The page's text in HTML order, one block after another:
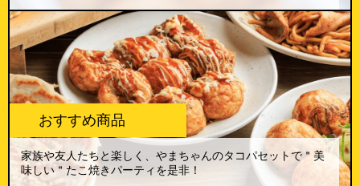
おすすめ商品
家族や友人たちと楽しく、やまちゃんのタコパセットで＂美
味しい＂たこ焼きパーティを是非！